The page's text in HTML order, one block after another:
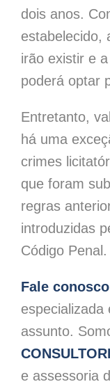
dois anos.
estabelecido,
irão existir e
poderá optar
Entretanto,
há uma
crimes
que foram
regras
introduzidas
Código Penal.
Fale conosco
especializada
assunto.
e assessoria